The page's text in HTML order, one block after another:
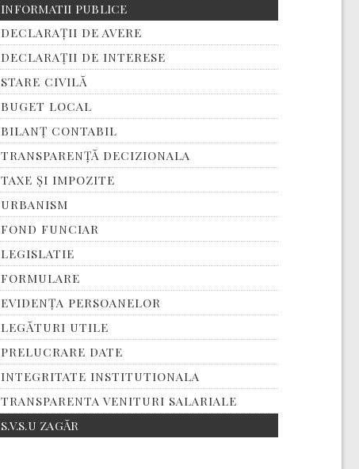
INFORMATII PUBLICE
DECLARAȚII DE AVERE
DECLARAȚII DE INTERESE
STARE CIVILĂ
BUGET LOCAL
BILANȚ CONTABIL
TRANSPARENȚĂ DECIZIONALA
TAXE ȘI IMPOZITE
URBANISM
FOND FUNCIAR
LEGISLATIE
FORMULARE
EVIDENȚA PERSOANELOR
LEGĂTURI UTILE
PRELUCRARE DATE
INTEGRITATE INSTITUTIONALA
TRANSPARENTA VENITURI SALARIALE
S.V.S.U ZAGĂR